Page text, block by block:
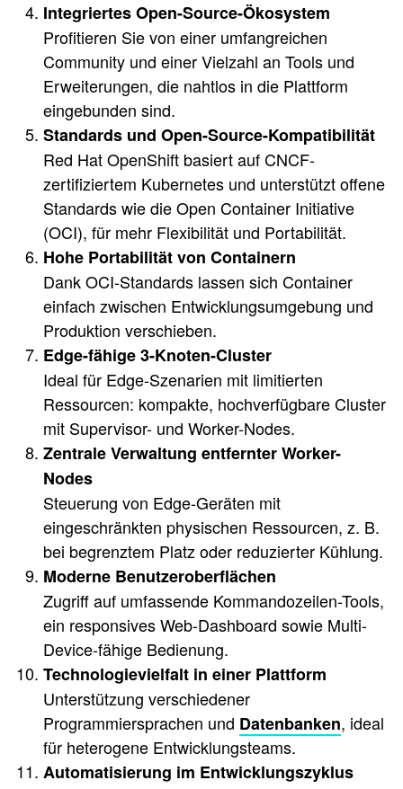
Integriertes Open-Source-Ökosystem
Profitieren Sie von einer umfangreichen
Community und einer Vielzahl an Tools und
Erweiterungen, die nahtlos in die Plattform
eingebunden sind.
Standards und Open-Source-Kompatibilität
Red Hat OpenShift basiert auf CNCF-
zertifiziertem Kubernetes und unterstützt offene
Standards wie die Open Container Initiative
(OCI), für mehr Flexibilität und Portabilität.
Hohe Portabilität von Containern
Dank OCI-Standards lassen sich Container
einfach zwischen Entwicklungsumgebung und
Produktion verschieben.
Edge-fähige 3-Knoten-Cluster
Ideal für Edge-Szenarien mit limitierten
Ressourcen: kompakte, hochverfügbare Cluster
mit Supervisor- und Worker-Nodes.
Zentrale Verwaltung entfernter Worker-
Nodes
Steuerung von Edge-Geräten mit
eingeschränkten physischen Ressourcen, z. B.
bei begrenztem Platz oder reduzierter Kühlung.
Moderne Benutzeroberflächen
Zugriff auf umfassende Kommandozeilen-Tools,
ein responsives Web-Dashboard sowie Multi-
Device-fähige Bedienung.
Technologievielfalt in einer Plattform
Unterstützung verschiedener
Programmiersprachen und Datenbanken, ideal
für heterogene Entwicklungsteams.
Automatisierung im Entwicklungszyklus